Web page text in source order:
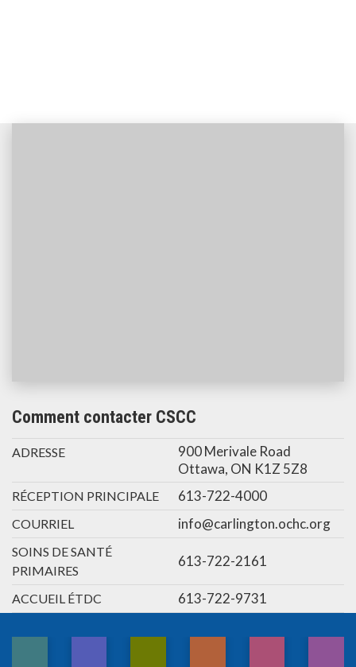
Comment contacter CSCC
ADRESSE
900 Merivale Road
Ottawa, ON K1Z 5Z8
RÉCEPTION PRINCIPALE 613-722-4000
COURRIEL info@carlington.ochc.org
SOINS DE SANTÉ
PRIMAIRES
613-722-2161
ACCUEIL ÉTDC 613-722-9731